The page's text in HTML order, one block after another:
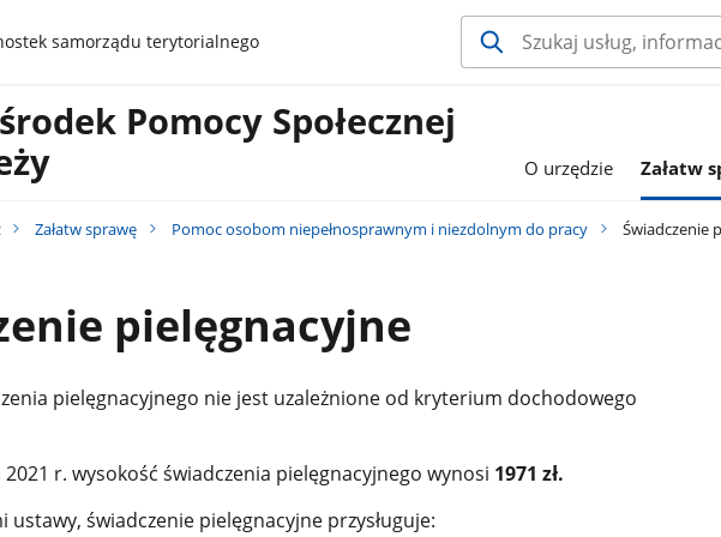
samorządu terytorialnego
Pomocy Społecznej
O urzędzie Załatw
Załatw sprawę Pomoc osobom niepełnosprawnym i niezdolnym do pracy Świadczenie
pielęgnacyjne
pielęgnacyjnego nie jest uzależnione od kryterium dochodowego
r. wysokość świadczenia pielęgnacyjnego wynosi 1971 zł.
ustawy, świadczenie pielęgnacyjne przysługuje: